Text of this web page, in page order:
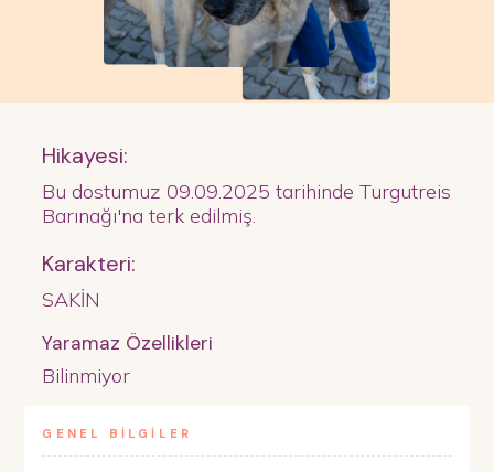
Hikayesi:
Bu dostumuz 09.09.2025 tarihinde Turgutreis
Barınağı'na terk edilmiş.
Karakteri:
SAKİN
Yaramaz Özellikleri
Bilinmiyor
GENEL BİLGİLER